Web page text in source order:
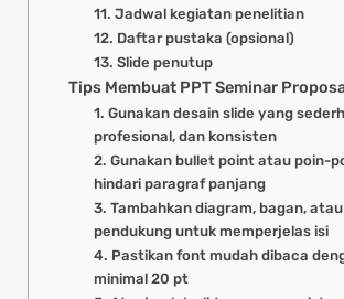
11. Jadwal kegiatan penelitian
12. Daftar pustaka (opsional)
13. Slide penutup
Tips Membuat PPT Seminar
1. Gunakan desain slide yang
profesional, dan konsisten
2. Gunakan bullet point atau poin-
hindari paragraf panjang
3. Tambahkan diagram, bagan,
pendukung untuk memperjelas isi
4. Pastikan font mudah dibaca
minimal 20 pt